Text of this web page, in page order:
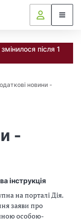
після 1
новини -
-
інструкція
на порталі Дія.
заяви про
особою-